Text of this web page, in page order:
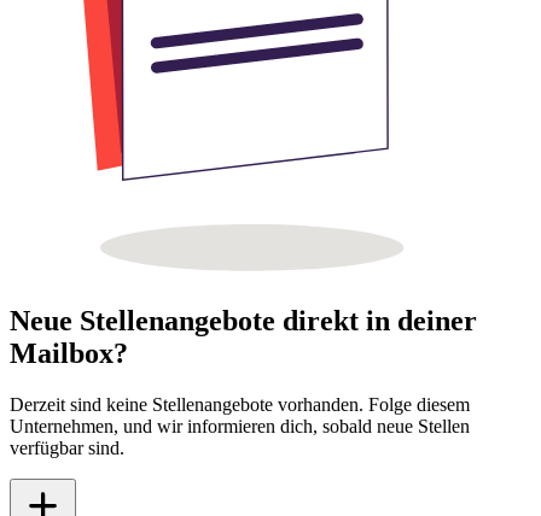
Neue Stellenangebote direkt in deiner
Mailbox?
Derzeit sind keine Stellenangebote vorhanden. Folge diesem
Unternehmen, und wir informieren dich, sobald neue Stellen
verfügbar sind.